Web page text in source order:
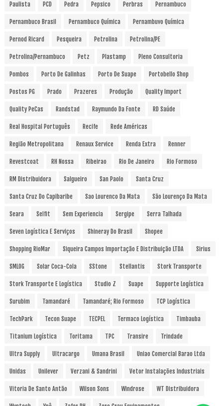
Paulista PCD Pedra Pepsico Perbras Pernambuco
Pernambuco Brasil Pernambuco Química Pernambuvo Química
Pernod Ricard Pesqueira Petrolina Petrolina/PE
Petrolina/Pernambuco Petz Plastamp Pleno Consultoria
Pombos Porto De Galinhas Porto De Suape Portobello Shop
Postos PG Prado Prazeres Produção Quality Import
Quality PeCas Randstad Raymundo Da Fonte RD Saúde
Real Hospital Português Recife Rede Américas
Região Metropolitana Renaux Service Renda Extra Renner
Revestcoat RH Nossa Ribeirao Rio De Janeiro Rio Formoso
RM Distribuidora Salgueiro San Paolo Santa Cruz
Santa Cruz Do Capibaribe Sao Lourenco Da Mata São Lourenço Da Mata
Seara Selfit Sem Experiencia Sergipe Serra Talhada
Seven Logística E Serviços Shineray Do Brasil Shopee
Shopping RioMar Siqueira Campos Importação E Distribuição LTDA Sirius
SMLOG Solar Coca-Cola SStone Stellantis Stork Transporte
Stork Transporte E Logística Studio Z Suape Supporte Logística
Surubim Tamandaré Tamandaré; Rio Formoso TCP Logística
TechPark Tecon Suape TECPEL Termaco Logística Timbauba
Titanium Logística Toritama TPC Transire Trindade
Ultra Supply Ultracargo Umana Brasil Uniao Comercial Barao Ltda
Unidas Unilever Verzani & Sandrini Vetor Instalações Industriais
Vitoria De Santo Antão Wilson Sons Windrose WT Distribuidora